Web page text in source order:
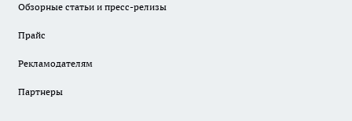
Обзорные статьи и пресс-релизы
Прайс
Рекламодателям
Партнеры